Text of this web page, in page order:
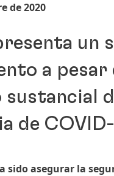
de 2020
un
a pesar
sustancial
de
sido asegurar la